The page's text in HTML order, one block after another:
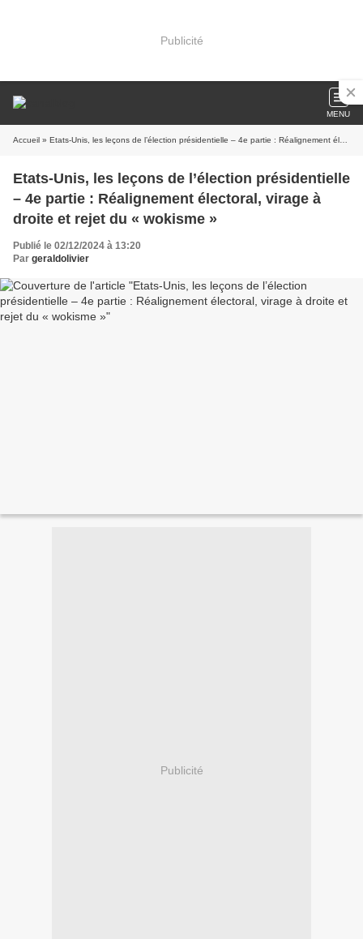
Publicité
MENU
Accueil » Etats-Unis, les leçons de l’élection présidentielle – 4e partie : Réalignement électoral, virage à droite et rejet du « wokisme »
Etats-Unis, les leçons de l’élection présidentielle
– 4e partie : Réalignement électoral, virage à
droite et rejet du « wokisme »
Publié le 02/12/2024 à 13:20
Par geraldolivier
Publicité